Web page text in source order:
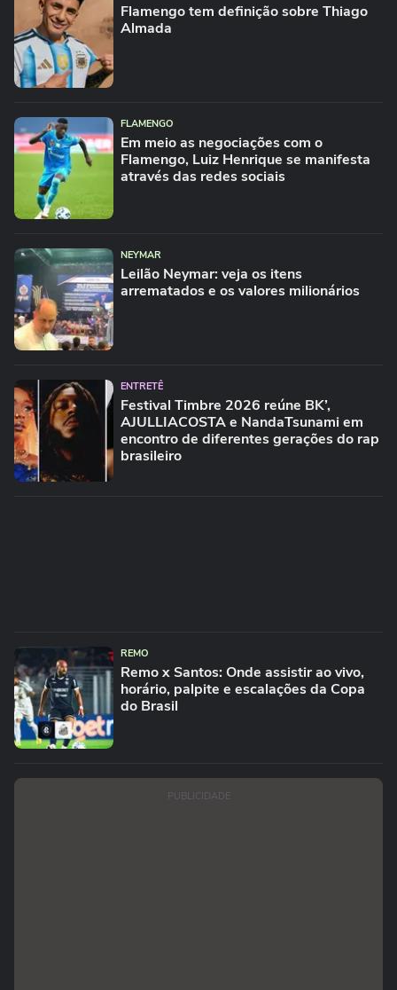
Flamengo tem definição sobre Thiago
Almada
FLAMENGO
Em meio as negociações com o
Flamengo, Luiz Henrique se manifesta
através das redes sociais
NEYMAR
Leilão Neymar: veja os itens
arrematados e os valores milionários
ENTRETÊ
Festival Timbre 2026 reúne BK’,
AJULLIACOSTA e NandaTsunami em
encontro de diferentes gerações do rap
brasileiro
REMO
Remo x Santos: Onde assistir ao vivo,
horário, palpite e escalações da Copa
do Brasil
PUBLICIDADE